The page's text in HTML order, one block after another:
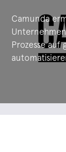
Camunda
Prozesse auf